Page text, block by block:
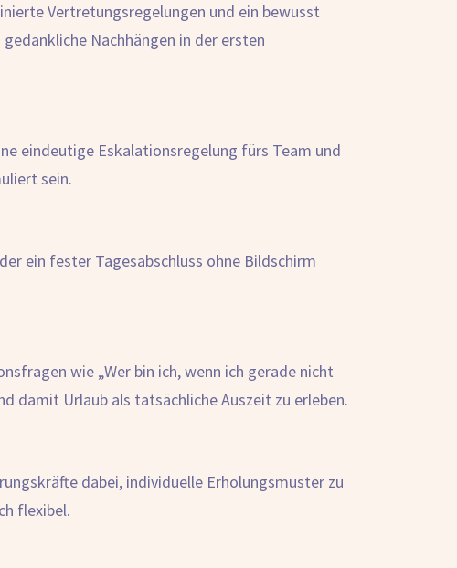
Vertretungsregelungen und ein bewusst
Nachhängen in der ersten
eindeutige Eskalationsregelung fürs Team und
sein.
ein fester Tagesabschluss ohne Bildschirm
wie „Wer bin ich, wenn ich gerade nicht
damit Urlaub als tatsächliche Auszeit zu erleben.
dabei, individuelle Erholungsmuster zu
flexibel.